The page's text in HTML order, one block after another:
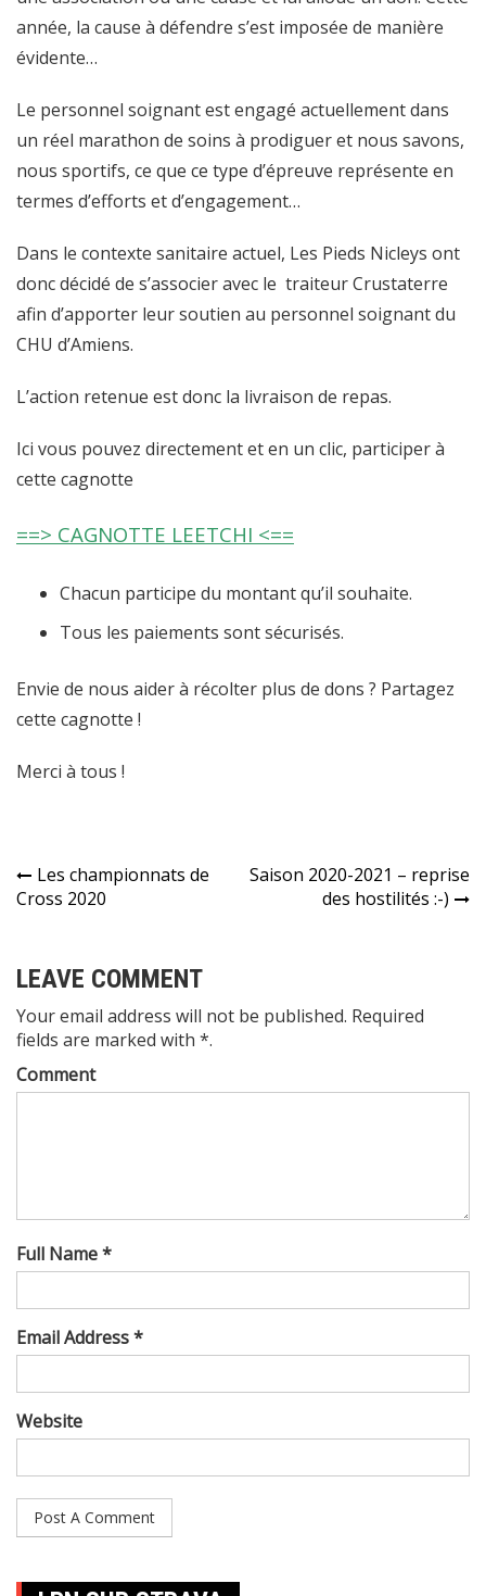
année, la cause à défendre s’est imposée de manière
évidente…
Le personnel soignant est engagé actuellement dans
un réel marathon de soins à prodiguer et nous savons,
nous sportifs, ce que ce type d’épreuve représente en
termes d’efforts et d’engagement…
Dans le contexte sanitaire actuel, Les Pieds Nicleys ont
donc décidé de s’associer avec le traiteur Crustaterre
afin d’apporter leur soutien au personnel soignant du
CHU d’Amiens.
L’action retenue est donc la livraison de repas.
Ici vous pouvez directement et en un clic, participer à
cette cagnotte
==> CAGNOTTE LEETCHI <==
Chacun participe du montant qu’il souhaite.
Tous les paiements sont sécurisés.
Envie de nous aider à récolter plus de dons ? Partagez
cette cagnotte !
Merci à tous !
Navigation
l’article
Les championnats de
Cross 2020
Saison 2020-2021 – reprise
des hostilités :-)
LEAVE COMMENT
Your email address will not be published. Required
fields are marked with *.
Comment
Full Name *
Email Address *
Website